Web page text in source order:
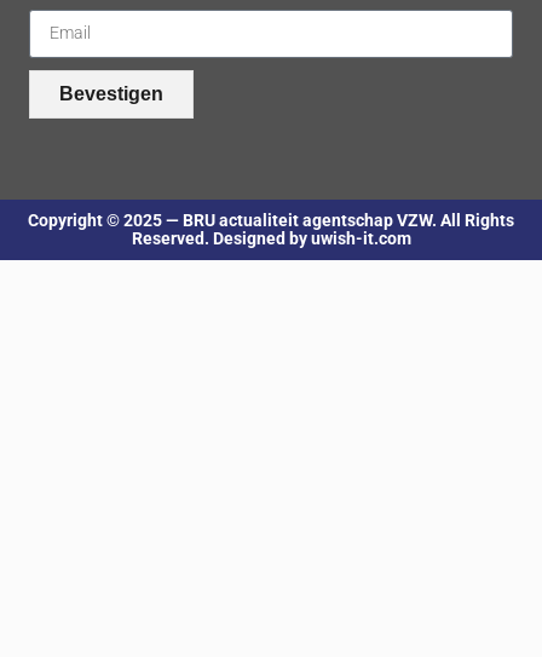
Bevestigen
Copyright © 2025 — BRU actualiteit agentschap VZW. All Rights
Reserved. Designed by uwish-it.com